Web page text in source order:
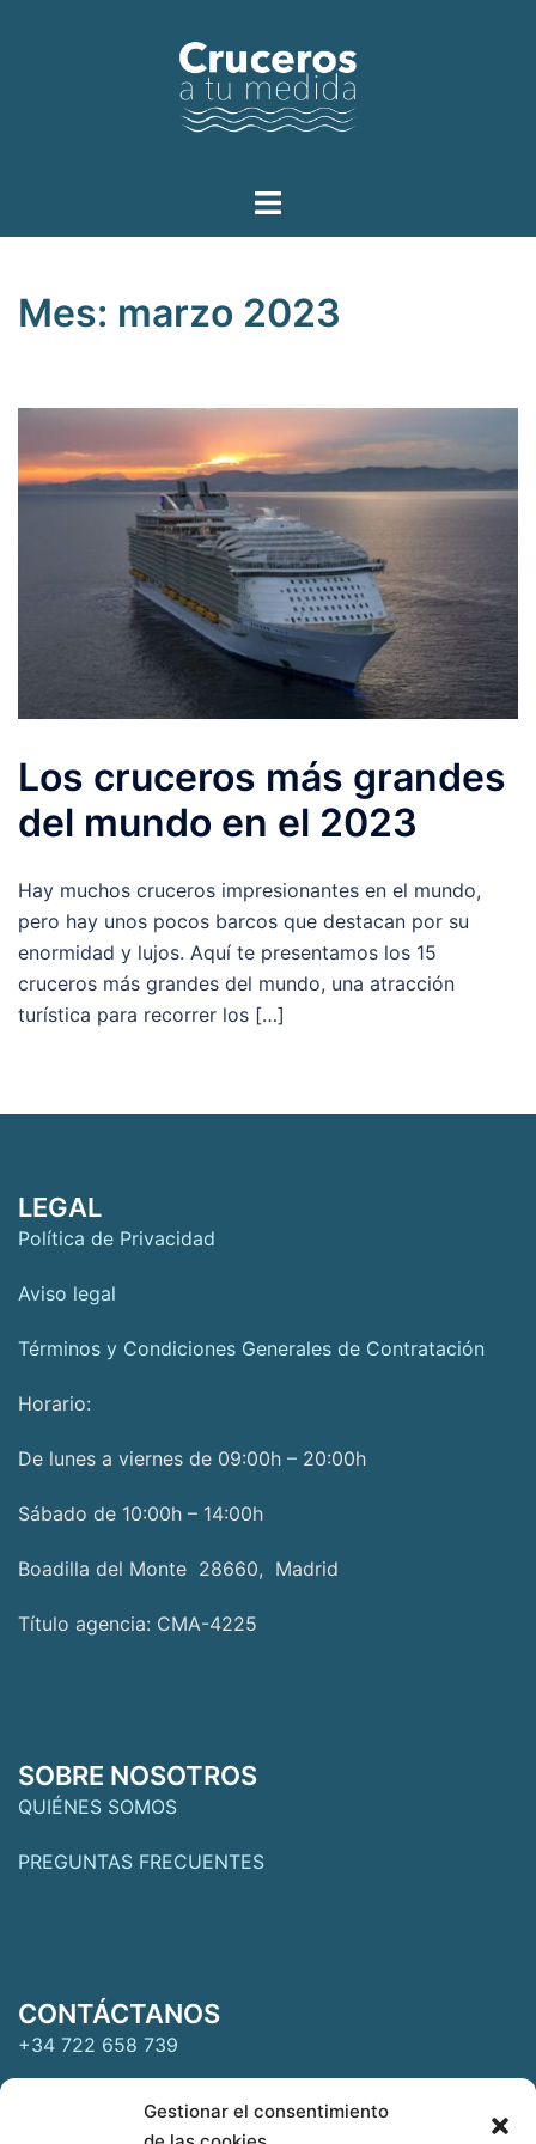
Gestionar el consentimiento
Alternar
Mes: marzo 2023
Los cruceros más grandes
del mundo en el 2023
Hay muchos cruceros impresionantes en el mundo,
pero hay unos pocos barcos que destacan por su
enormidad y lujos. Aquí te presentamos los 15
cruceros más grandes del mundo, una atracción
turística para recorrer los […]
LEGAL
Política de Privacidad
Aviso legal
Términos y Condiciones Generales de Contratación
Horario:
De lunes a viernes de 09:00h – 20:00h
Sábado de 10:00h – 14:00h
Boadilla del Monte 28660, Madrid
Título agencia: CMA-4225
SOBRE NOSOTROS
QUIÉNES SOMOS
PREGUNTAS FRECUENTES
CONTÁCTANOS
+34 722 658 739
clientes@crucerosatumedida.com